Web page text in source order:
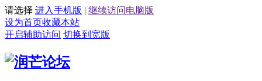
请选择 进入手机版 | 继续访问电脑版
设为首页收藏本站
开启辅助访问 切换到宽版